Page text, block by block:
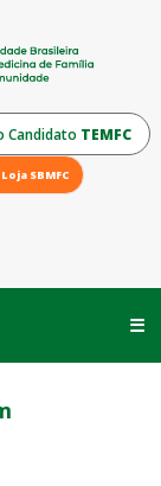
Candidato TEMFC
Loja SBMFC
☰